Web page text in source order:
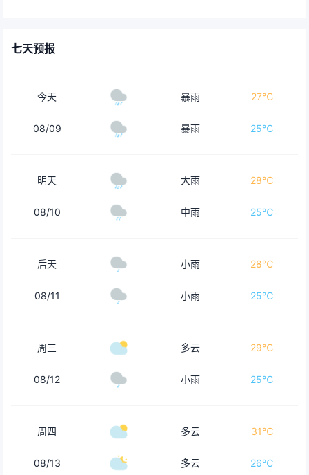
七天预报
今天 暴雨 27℃
08/09 暴雨 25℃
明天 大雨 28℃
08/10 中雨 25℃
后天 小雨 28℃
08/11 小雨 25℃
周三 多云 29℃
08/12 小雨 25℃
周四 多云 31℃
08/13 多云 26℃